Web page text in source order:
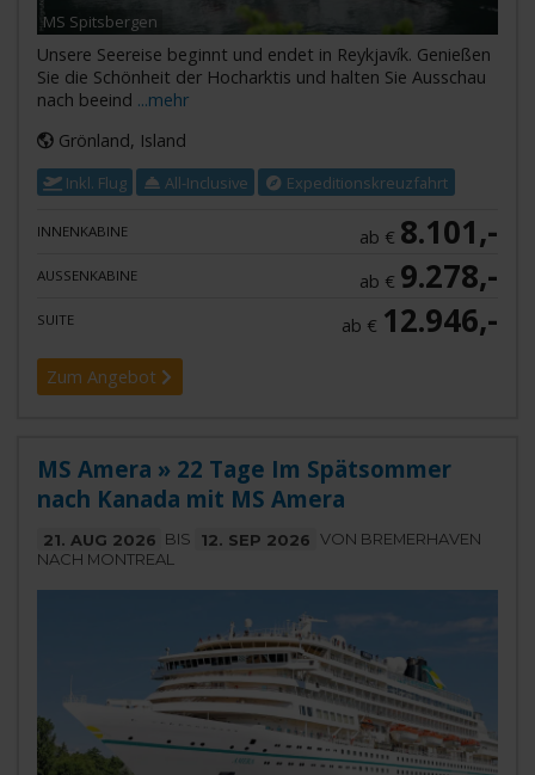
MS Spitsbergen
Unsere Seereise beginnt und endet in Reykjavík. Genießen
Sie die Schönheit der Hocharktis und halten Sie Ausschau
nach beeind ...mehr
Grönland, Island
Inkl. Flug All-Inclusive Expeditionskreuzfahrt
INNENKABINE ab € 8.101,-
AUSSENKABINE ab € 9.278,-
SUITE ab € 12.946,-
Zum Angebot
MS Amera » 22 Tage Im Spätsommer
nach Kanada mit MS Amera
21. AUG 2026 BIS 12. SEP 2026 VON BREMERHAVEN
NACH MONTREAL